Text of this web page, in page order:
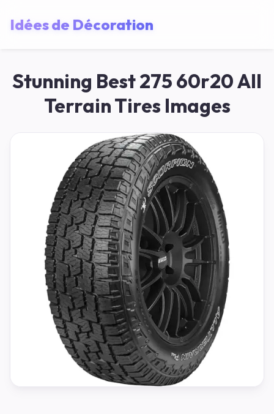
Idées de Décoration
Stunning Best 275 60r20 All
Terrain Tires Images